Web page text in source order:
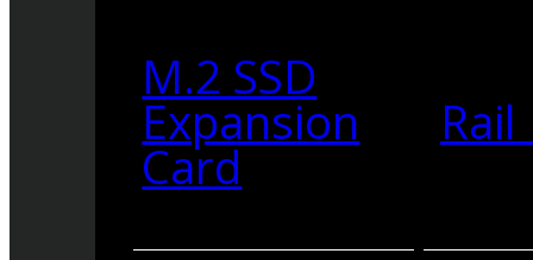
M.2 SSD
Expansion
Card